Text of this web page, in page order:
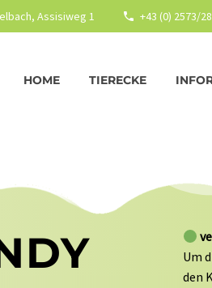
Assisiweg 1 +43 (0) 2573/
HOME TIERECKE
Um
den